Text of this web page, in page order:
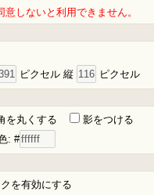
しないと利用できません。
ピクセル 縦 ピクセル
を丸くする
影をつける
: #
を有効にする